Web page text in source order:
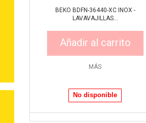
BEKO BDFN-36440-XC INOX -
LAVAVAJILLAS...
Añadir al carrito
MÁS
No disponible
Vista rápida